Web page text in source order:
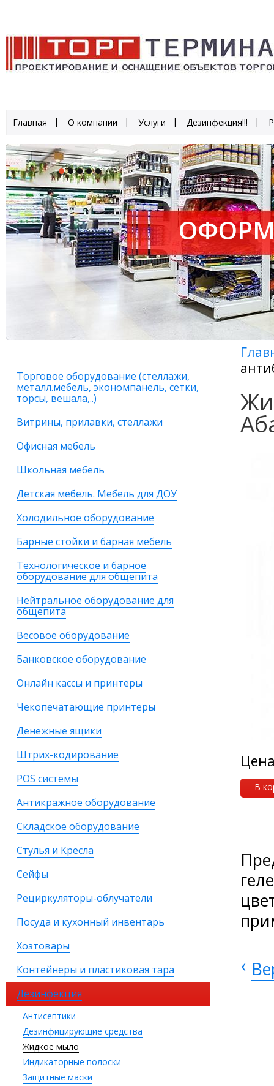
Главная О компании Услуги Дезинфекция!!!
Торговое оборудование (стеллажи,
металл.мебель, экономпанель, сетки,
торсы, вешала,..)
Витрины, прилавки, стеллажи
Офисная мебель
Школьная мебель
Детская мебель. Мебель для ДОУ
Холодильное оборудование
Барные стойки и барная мебель
Технологическое и барное
оборудование для общепита
Нейтральное оборудование для
общепита
Весовое оборудование
Банковское оборудование
Онлайн кассы и принтеры
Чекопечатающие принтеры
Денежные ящики
Штрих-кодирование
POS системы
Антикражное оборудование
Складское оборудование
Стулья и Кресла
Сейфы
Рециркуляторы-облучатели
Посуда и кухонный инвентарь
Хозтовары
Контейнеры и пластиковая тара
Дезинфекция
Антисептики
Дезинфицирующие средства
Жидкое мыло
Индикаторные полоски
Защитные маски
В
‹